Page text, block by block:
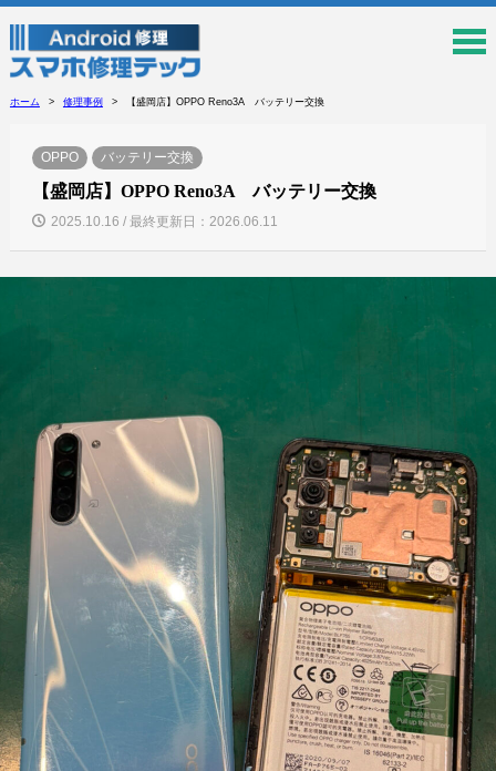
ホーム 修理事例 【盛岡店】OPPO Reno3A バッテリー交換
OPPO バッテリー交換
【盛岡店】OPPO Reno3A バッテリー交換
2025.10.16 / 最終更新日：2026.06.11